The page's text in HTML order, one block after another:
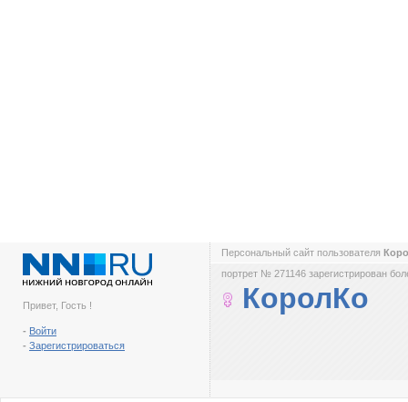
Привет, Гость !
- Войти
- Зарегистрироваться
Персональный сайт пользователя
портрет № 271146 зарегистрирован
КоролКо